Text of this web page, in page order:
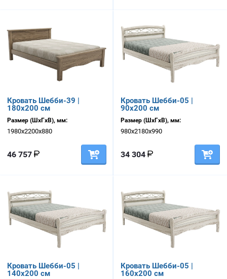
Кровать Шебби-39 |
180х200 см
Размер (ШхГхВ), мм:
1980х2200х880
46 757
Кровать Шебби-05 |
90х200 см
Размер (ШхГхВ), мм:
980х2180х990
34 304
Кровать Шебби-05 |
140х200 см
Кровать Шебби-05 |
160х200 см